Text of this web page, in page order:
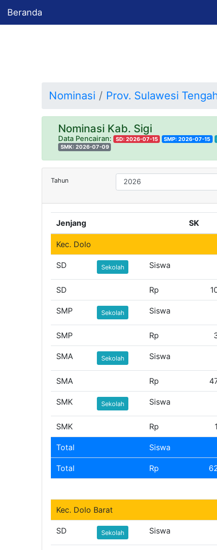
Beranda
Nominasi Prov. Sulawesi
Nominasi Kab. Sigi
Data Pencairan: SD: 2026-07-15 SMP: 2026-07-15
SMK: 2026-07-09
Tahun
Jenjang SK
Kec. Dolo
SD Sekolah Siswa
SD Rp
SMP Sekolah Siswa
SMP Rp
SMA Sekolah Siswa
SMA Rp
SMK Sekolah Siswa
SMK Rp
Total Siswa
Total Rp
Kec. Dolo Barat
SD Sekolah Siswa